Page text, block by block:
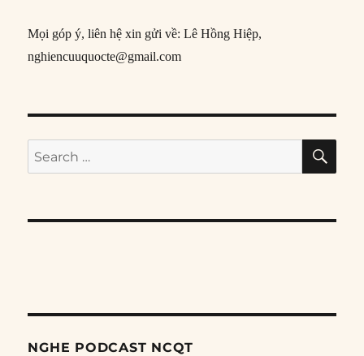
Mọi góp ý, liên hệ xin gửi về: Lê Hồng Hiệp,
nghiencuuquocte@gmail.com
Search
for:
NGHE PODCAST NCQT